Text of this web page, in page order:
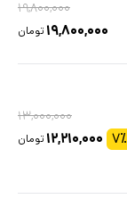
۱۹,۸۰۰,۰۰۰
۱۹,۸۰۰,۰۰۰ تومان
۱۳,۰۰۰,۰۰۰
۷٪ ۱۲,۲۱۰,۰۰۰ تومان